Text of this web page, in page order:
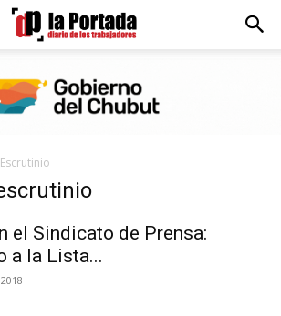
Escrutinio
el Sindicato de Prensa:
a la Lista...